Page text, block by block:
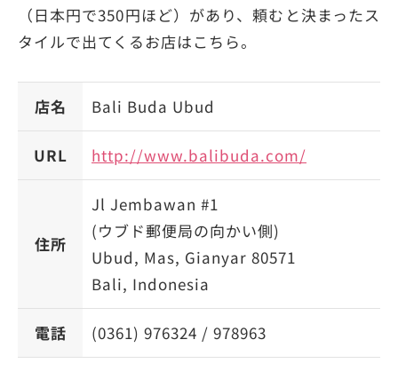
（日本円で350円ほど）があり、頼むと決まったス
タイルで出てくるお店はこちら。
店名 Bali Buda Ubud
URL http://www.balibuda.com/
住所
Jl Jembawan #1
(ウブド郵便局の向かい側)
Ubud, Mas, Gianyar 80571
Bali, Indonesia
電話 (0361) 976324 / 978963